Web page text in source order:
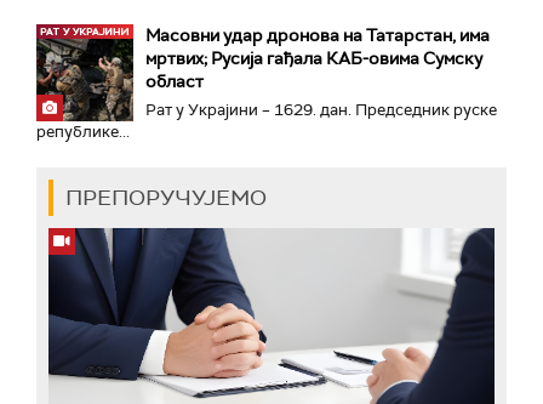
Масовни удар дронова на Татарстан, има
мртвих; Русија гађала КАБ-овима Сумску
област
Рат у Украјини – 1629. дан. Председник руске
републике...
ПРЕПОРУЧУЈЕМО